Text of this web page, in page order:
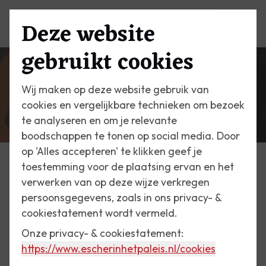
Deze website
gebruikt cookies
Wij maken op deze website gebruik van
cookies en vergelijkbare technieken om bezoek
te analyseren en om je relevante
boodschappen te tonen op social media. Door
op 'Alles accepteren' te klikken geef je
toestemming voor de plaatsing ervan en het
verwerken van op deze wijze verkregen
persoonsgegevens, zoals in ons privacy- &
cookiestatement wordt vermeld.
Onze privacy- & cookiestatement:
https://www.escherinhetpaleis.nl/cookies
Escher Vandaag
5 januari 2018
Doodskop, 1917